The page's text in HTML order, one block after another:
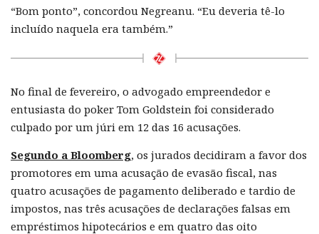
“Bom ponto”, concordou Negreanu. “Eu deveria tê-lo
incluído naquela era também.”
No final de fevereiro, o advogado empreendedor e
entusiasta do poker Tom Goldstein foi considerado
culpado por um júri em 12 das 16 acusações.
Segundo a Bloomberg, os jurados decidiram a favor dos
promotores em uma acusação de evasão fiscal, nas
quatro acusações de pagamento deliberado e tardio de
impostos, nas três acusações de declarações falsas em
empréstimos hipotecários e em quatro das oito